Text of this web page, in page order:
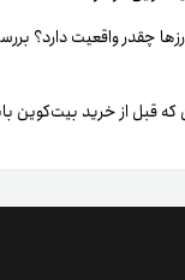
چقدر واقعیت دارد؟